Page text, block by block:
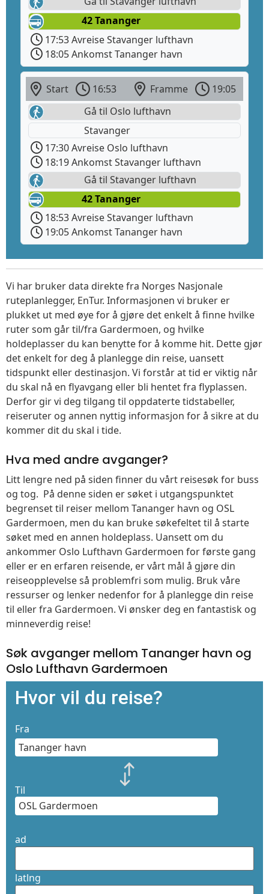
42 Tananger
17:53 Avreise Stavanger lufthavn
18:05 Ankomst Tananger havn
Start 16:53 Framme
19:05
Gå til Oslo lufthavn
Stavanger
17:30 Avreise Oslo lufthavn
18:19 Ankomst Stavanger lufthavn
Gå til Stavanger lufthavn
42 Tananger
18:53 Avreise Stavanger lufthavn
19:05 Ankomst Tananger havn
Vi har bruker data direkte fra Norges Nasjonale
ruteplanlegger, EnTur. Informasjonen vi bruker er
plukket ut med øye for å gjøre det enkelt å finne hvilke
ruter som går til/fra Gardermoen, og hvilke
holdeplasser du kan benytte for å komme hit. Dette gjør
det enkelt for deg å planlegge din reise, uansett
tidspunkt eller destinasjon. Vi forstår at tid er viktig når
du skal nå en flyavgang eller bli hentet fra flyplassen.
Derfor gir vi deg tilgang til oppdaterte tidstabeller,
reiseruter og annen nyttig informasjon for å sikre at du
kommer dit du skal i tide.
Hva med andre avganger?
Litt lengre ned på siden finner du vårt reisesøk for buss
og tog. På denne siden er søket i utgangspunktet
begrenset til reiser mellom Tananger havn og OSL
Gardermoen, men du kan bruke søkefeltet til å starte
søket med en annen holdeplass. Uansett om du
ankommer Oslo Lufthavn Gardermoen for første gang
eller er en erfaren reisende, er vårt mål å gjøre din
reiseopplevelse så problemfri som mulig. Bruk våre
ressurser og lenker nedenfor for å planlegge din reise
til eller fra Gardermoen. Vi ønsker deg en fantastisk og
minneverdig reise!
Søk avganger mellom Tananger havn og
Oslo Lufthavn Gardermoen
Hvor vil du reise?
Fra
Til
ad
latlng